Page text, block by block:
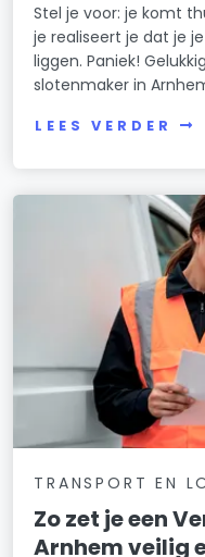
Stel je voor: je komt
je realiseert je dat je
liggen. Paniek!
slotenmaker in
LEES VERDER
TRANSPORT EN
Zo zet je een
Arnhem veilig